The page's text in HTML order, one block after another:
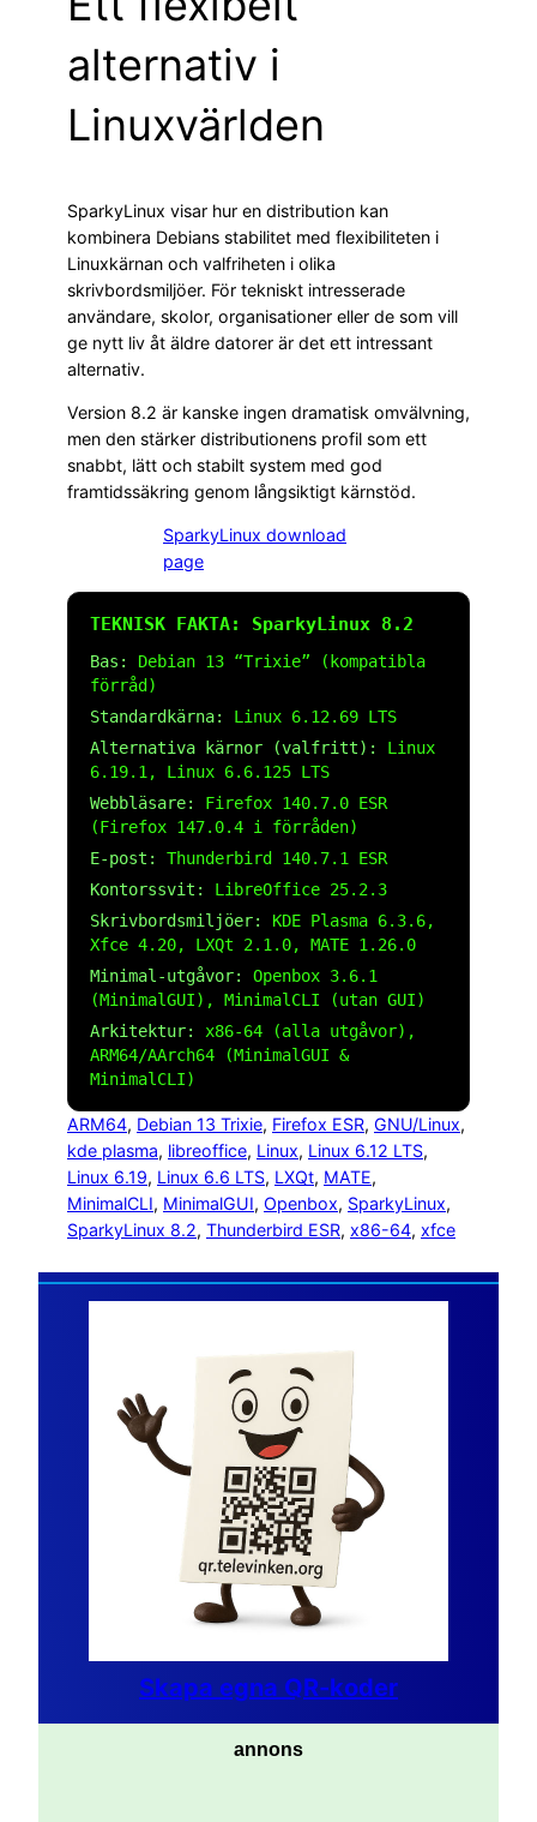
alternativ i
Linuxvärlden
SparkyLinux visar hur en distribution kan
kombinera Debians stabilitet med flexibiliteten i
Linuxkärnan och valfriheten i olika
skrivbordsmiljöer. För tekniskt intresserade
användare, skolor, organisationer eller de som vill
ge nytt liv åt äldre datorer är det ett intressant
alternativ.
Version 8.2 är kanske ingen dramatisk omvälvning,
men den stärker distributionens profil som ett
snabbt, lätt och stabilt system med god
framtidssäkring genom långsiktigt kärnstöd.
SparkyLinux download
page
TEKNISK FAKTA: SparkyLinux 8.2
Bas:
Debian 13 “Trixie” (kompatibla
förråd)
Standardkärna:
Linux 6.12.69 LTS
Alternativa kärnor (valfritt):
Linux
6.19.1, Linux 6.6.125 LTS
Webbläsare:
Firefox 140.7.0 ESR
(Firefox 147.0.4 i förråden)
E-post:
Thunderbird 140.7.1 ESR
Kontorssvit:
LibreOffice 25.2.3
Skrivbordsmiljöer:
KDE Plasma 6.3.6,
Xfce 4.20, LXQt 2.1.0, MATE 1.26.0
Minimal-utgåvor:
Openbox 3.6.1
(MinimalGUI), MinimalCLI (utan GUI)
Arkitektur:
x86-64 (alla utgåvor),
ARM64/AArch64 (MinimalGUI &
MinimalCLI)
ARM64, Debian 13 Trixie, Firefox ESR, GNU/Linux
kde plasma, libreoffice, Linux, Linux 6.12 LTS
Linux 6.19, Linux 6.6 LTS, LXQt, MATE
MinimalCLI, MinimalGUI, Openbox, SparkyLinux
SparkyLinux 8.2, Thunderbird ESR, x86-64, xfce
Skapa egna QR-koder
annons